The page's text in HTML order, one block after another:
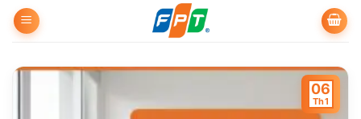
qua
dung
06
Th1